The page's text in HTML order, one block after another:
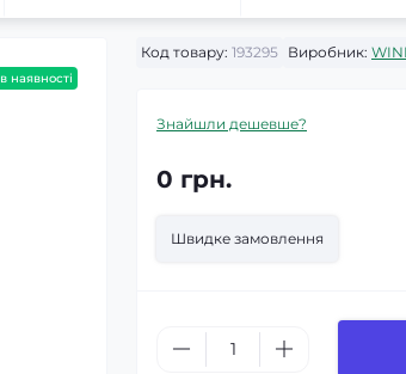
в наявності
Код товару: 193295 Виробник:
Знайшли дешевше?
0 грн.
Швидке замовлення